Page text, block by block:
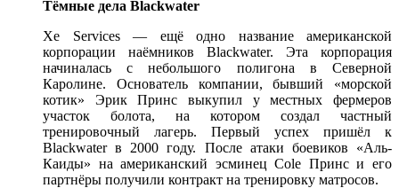
Тёмные дела Blackwater
Xe Services — ещё одно название американской
корпорации наёмников Blackwater. Эта корпорация
начиналась с небольшого полигона в Северной
Каролине. Основатель компании, бывший «морской
котик» Эрик Принс выкупил у местных фермеров
участок болота, на котором создал частный
тренировочный лагерь. Первый успех пришёл к
Blackwater в 2000 году. После атаки боевиков «Аль-
Каиды» на американский эсминец Cole Принс и его
партнёры получили контракт на тренировку матросов.